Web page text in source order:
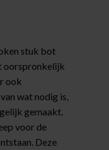
stuk bot
oorspronkelijk
ook
wat nodig is,
gemaakt.
voor de
Deze